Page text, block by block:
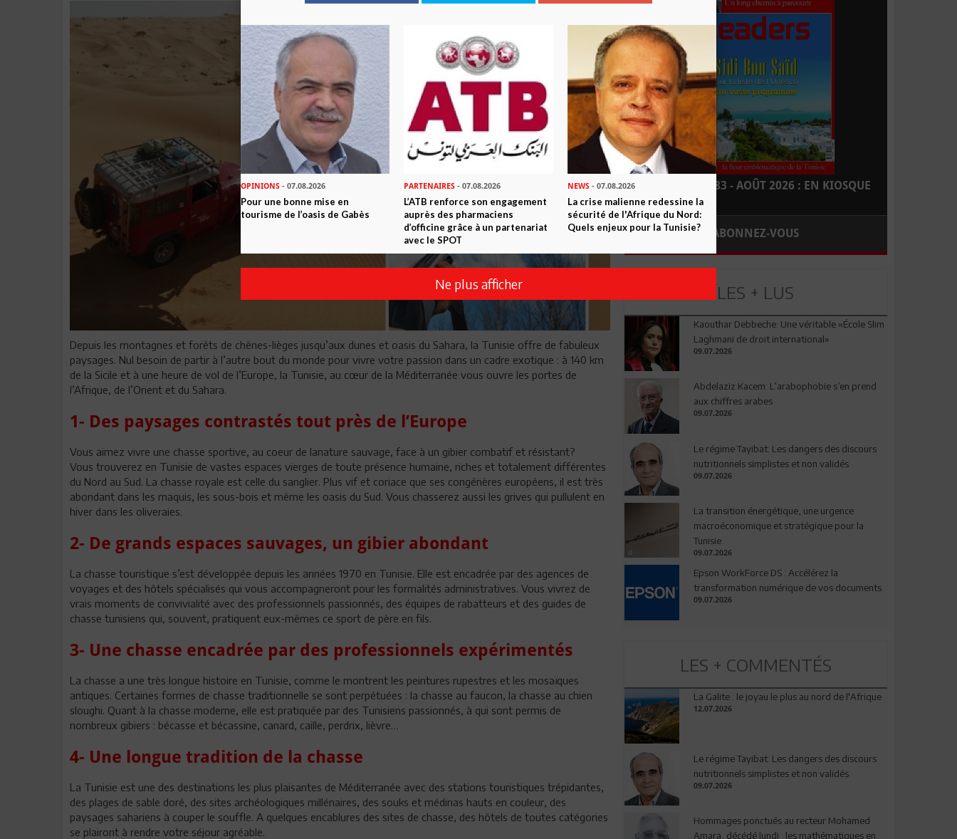
Depuis les montagnes et forêts de chênes-lièges jusqu’aux dunes et oasis du Sahara, la Tunisie offre de fabuleux
paysages. Nul besoin de partir à l’autre bout du monde pour vivre votre passion dans un cadre exotique : à 140 km
de la Sicile et à une heure de vol de l’Europe, la Tunisie, au cœur de la Méditerranée vous ouvre les portes de
l’Afrique, de l’Orient et du Sahara.
1- Des paysages contrastés tout près de l’Europe
Vous aimez vivre une chasse sportive, au coeur de lanature sauvage, face à un gibier combatif et résistant?
Vous trouverez en Tunisie de vastes espaces vierges de toute présence humaine, riches et totalement différentes
du Nord au Sud. La chasse royale est celle du sanglier. Plus vif et coriace que ses congénères européens, il est très
abondant dans les maquis, les sous-bois et même les oasis du Sud. Vous chasserez aussi les grives qui pullulent en
hiver dans les oliveraies.
2- De grands espaces sauvages, un gibier abondant
La chasse touristique s’est développée depuis les années 1970 en Tunisie. Elle est encadrée par des agences de
voyages et des hôtels spécialisés qui vous accompagneront pour les formalités administratives. Vous vivrez de
vrais moments de convivialité avec des professionnels passionnés, des équipes de rabatteurs et des guides de
chasse tunisiens qui, souvent, pratiquent eux-mêmes ce sport de père en fils.
3- Une chasse encadrée par des professionnels expérimentés
La chasse a une très longue histoire en Tunisie, comme le montrent les peintures rupestres et les mosaïques
antiques. Certaines formes de chasse traditionnelle se sont perpétuées : la chasse au faucon, la chasse au chien
sloughi. Quant à la chasse moderne, elle est pratiquée par des Tunisiens passionnés, à qui sont permis de
nombreux gibiers : bécasse et bécassine, canard, caille, perdrix, lièvre…
4- Une longue tradition de la chasse
La Tunisie est une des destinations les plus plaisantes de Méditerranée avec des stations touristiques trépidantes,
des plages de sable doré, des sites archéologiques millénaires, des souks et médinas hauts en couleur, des
paysages sahariens à couper le souffle. A quelques encablures des sites de chasse, des hôtels de toutes catégories
se plairont à rendre votre séjour agréable.
LEADERS N° 183 - AOÛT 2026 : EN KIOSQUE
ABONNEZ-VOUS
LES + LUS
Kaouthar Debbeche: Une véritable «École Slim
Laghmani de droit international»
09.07.2026
Abdelaziz Kacem: L’arabophobie s’en prend
aux chiffres arabes
09.07.2026
Le régime Tayibat: Les dangers des discours
nutritionnels simplistes et non validés
09.07.2026
La transition énergétique, une urgence
macroéconomique et stratégique pour la
Tunisie
09.07.2026
Epson WorkForce DS : Accélérez la
transformation numérique de vos documents
09.07.2026
LES + COMMENTÉS
La Galite : le joyau le plus au nord de l'Afrique
12.07.2026
Le régime Tayibat: Les dangers des discours
nutritionnels simplistes et non validés
09.07.2026
Hommages ponctués au recteur Mohamed
Amara, décédé lundi : les mathématiques en
OPINIONS - 07.08.2026
Pour une bonne mise en
tourisme de l’oasis de Gabès
PARTENAIRES - 07.08.2026
L’ATB renforce son engagement
auprès des pharmaciens
d’officine grâce à un partenariat
avec le SPOT
NEWS- 07.08.2026
La crise malienne redessine la
sécurité de l'Afrique du Nord:
Quels enjeux pour la Tunisie?
Ne plus afficher